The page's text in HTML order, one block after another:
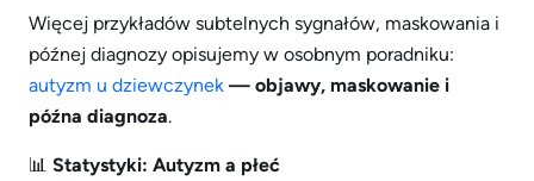
Więcej przykładów subtelnych sygnałów, maskowania i
późnej diagnozy opisujemy w osobnym poradniku:
autyzm u dziewczynek — objawy, maskowanie i
późna diagnoza.
📊 Statystyki: Autyzm a płeć